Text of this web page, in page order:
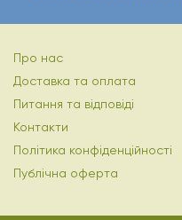
Про нас
Доставка та оплата
Питання та відповіді
Контакти
Політика конфіденційності
Публічна оферта